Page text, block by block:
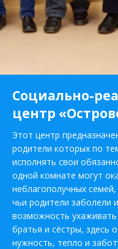
Социально-
центр
Этот центр
родители которых по
исполнять свои
одной комнате могут
неблагополучных
чьи родители заболели
возможность
братья и сёстры, здесь
нужность, тепло и